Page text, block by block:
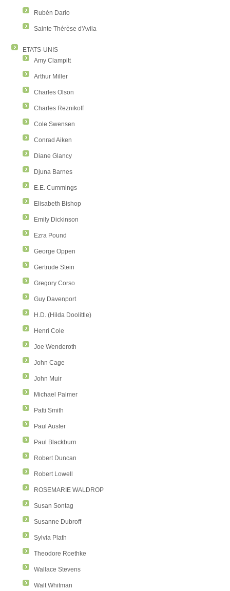
Rubén Dario
Sainte Thérèse d'Avila
ETATS-UNIS
Amy Clampitt
Arthur Miller
Charles Olson
Charles Reznikoff
Cole Swensen
Conrad Aiken
Diane Glancy
Djuna Barnes
E.E. Cummings
Elisabeth Bishop
Emily Dickinson
Ezra Pound
George Oppen
Gertrude Stein
Gregory Corso
Guy Davenport
H.D. (Hilda Doolittle)
Henri Cole
Joe Wenderoth
John Cage
John Muir
Michael Palmer
Patti Smith
Paul Auster
Paul Blackburn
Robert Duncan
Robert Lowell
ROSEMARIE WALDROP
Susan Sontag
Susanne Dubroff
Sylvia Plath
Theodore Roethke
Wallace Stevens
Walt Whitman